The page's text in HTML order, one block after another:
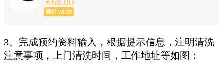
3、完成预约资料输入，根据提示信息，注明清洗
注意事项，上门清洗时间，工作地址等如图：